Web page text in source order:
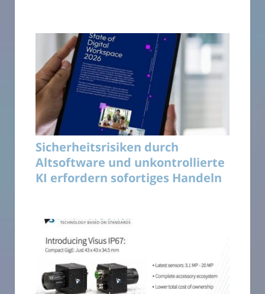
Sicherheitsrisiken durch
Altsoftware und unkontrollierte
KI erfordern sofortiges Handeln